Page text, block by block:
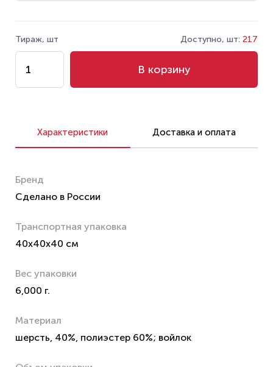
Тираж, шт Доступно, шт: 217
В корзину
Характеристики Доставка и оплата
Бренд
Сделано в России
Транспортная упаковка
40x40x40 см
Вес упаковки
6,000 г.
Материал
шерсть, 40%, полиэстер 60%; войлок